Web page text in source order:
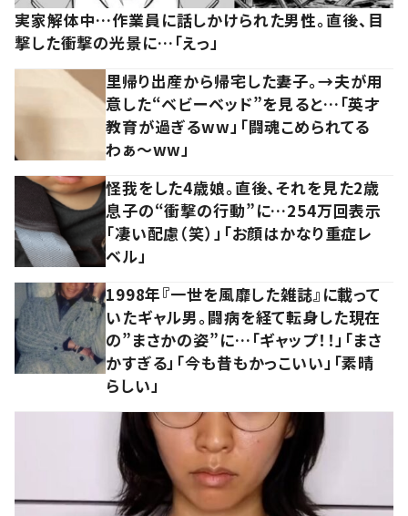
実家解体中…作業員に話しかけられた男性。直後、目
撃した衝撃の光景に…「えっ」
里帰り出産から帰宅した妻子。→夫が用
意した“ベビーベッド”を見ると…「英才
教育が過ぎるww」「闘魂こめられてる
わぁ～ww」
怪我をした4歳娘。直後、それを見た2歳
息子の“衝撃の行動”に…254万回表示
「凄い配慮（笑）」「お顔はかなり重症レ
ベル」
1998年『一世を風靡した雑誌』に載って
いたギャル男。闘病を経て転身した現在
の”まさかの姿”に…「ギャップ！！」「まさ
かすぎる」「今も昔もかっこいい」「素晴
らしい」